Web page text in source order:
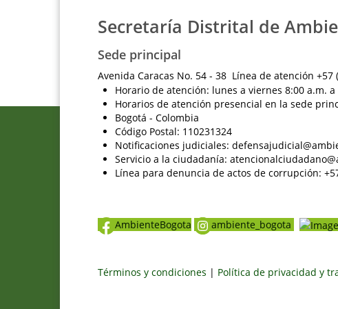
Secretaría Distrital de
Sede principal
Avenida Caracas No. 54 - 38 Línea de atención +57
Horario de atención: lunes a viernes 8:00 a.m. a
Horarios de atención presencial en la sede
Bogotá - Colombia
Código Postal: 110231324
Notificaciones judiciales:
Servicio a la ciudadanía:
Línea para denuncia de actos de corrupción:
AmbienteBogota ambiente_bogota
Términos y condiciones | Política de privacidad y